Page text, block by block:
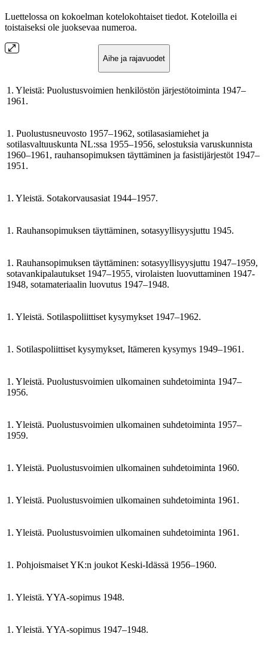
Luettelossa on kokoelman kotelokohtaiset tiedot. Koteloilla ei
toistaiseksi ole juoksevaa numeroa.
Aihe ja rajavuodet
1. Yleistä: Puolustusvoimien henkilöstön järjestötoiminta 1947–
1961.
1. Puolustusneuvosto 1957–1962, sotilasasiamiehet ja
sotilasvaltuuskunta NL:ssa 1955–1956, selostuksia varuskunnista
1960–1961, rauhansopimuksen täyttäminen ja fasistijärjestöt 1947–
1951.
1. Yleistä. Sotakorvausasiat 1944–1957.
1. Rauhansopimuksen täyttäminen, sotasyyllisyysjuttu 1945.
1. Rauhansopimuksen täyttäminen: sotasyyllisyysjuttu 1947–1959,
sotavankipalautukset 1947–1955, virolaisten luovuttaminen 1947-
1948, sotamateriaalin luovutus 1947–1948.
1. Yleistä. Sotilaspoliittiset kysymykset 1947–1962.
1. Sotilaspoliittiset kysymykset, Itämeren kysymys 1949–1961.
1. Yleistä. Puolustusvoimien ulkomainen suhdetoiminta 1947–
1956.
1. Yleistä. Puolustusvoimien ulkomainen suhdetoiminta 1957–
1959.
1. Yleistä. Puolustusvoimien ulkomainen suhdetoiminta 1960.
1. Yleistä. Puolustusvoimien ulkomainen suhdetoiminta 1961.
1. Yleistä. Puolustusvoimien ulkomainen suhdetoiminta 1961.
1. Pohjoismaiset YK:n joukot Keski-Idässä 1956–1960.
1. Yleistä. YYA-sopimus 1948.
1. Yleistä. YYA-sopimus 1947–1948.